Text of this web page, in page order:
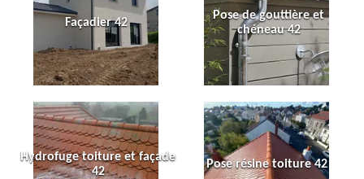
Façadier 42
Pose de gouttière et
chéneau 42
Hydrofuge toiture et façade
42
Pose résine toiture 42